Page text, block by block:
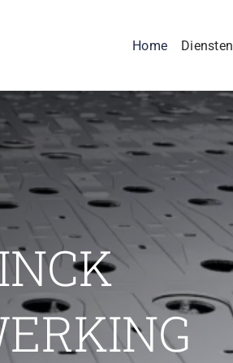
Home Diensten